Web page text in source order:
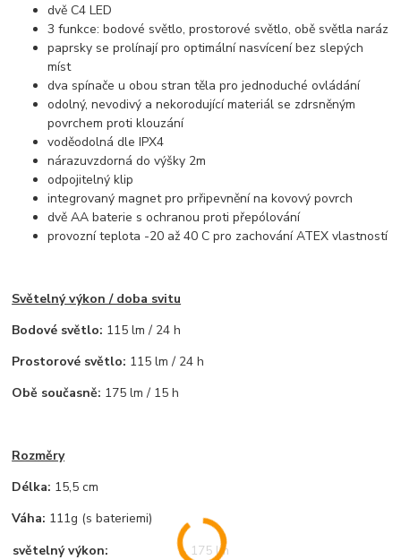
dvě C4 LED
3 funkce: bodové světlo, prostorové světlo, obě světla naráz
paprsky se prolínají pro optimální nasvícení bez slepých
míst
dva spínače u obou stran těla pro jednoduché ovládání
odolný, nevodivý a nekorodující materiál se zdrsněným
povrchem proti klouzání
voděodolná dle IPX4
nárazuvzdorná do výšky 2m
odpojitelný klip
integrovaný magnet pro prřipevnění na kovový povrch
dvě AA baterie s ochranou proti přepólování
provozní teplota -20 až 40 C pro zachování ATEX vlastností
Světelný výkon / doba svitu
Bodové světlo: 115 lm / 24 h
Prostorové světlo: 115 lm / 24 h
Obě současně: 175 lm / 15 h
Rozměry
Délka: 15,5 cm
Váha: 111g (s bateriemi)
světelný výkon:
175 lm